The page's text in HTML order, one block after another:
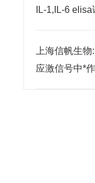
IL-1,IL-6
上海信帆生
应激信号中*